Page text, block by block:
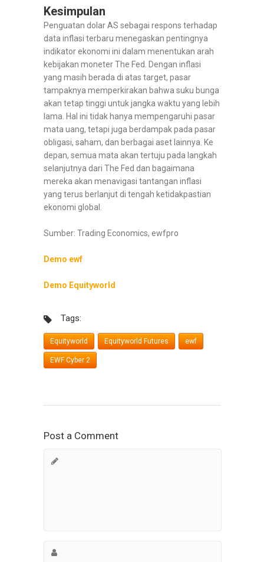
Kesimpulan
Penguatan dolar AS sebagai respons terhadap
data inflasi terbaru menegaskan pentingnya
indikator ekonomi ini dalam menentukan arah
kebijakan moneter The Fed. Dengan inflasi
yang masih berada di atas target, pasar
tampaknya memperkirakan bahwa suku bunga
akan tetap tinggi untuk jangka waktu yang lebih
lama. Hal ini tidak hanya mempengaruhi pasar
mata uang, tetapi juga berdampak pada pasar
obligasi, saham, dan berbagai aset lainnya. Ke
depan, semua mata akan tertuju pada langkah
selanjutnya dari The Fed dan bagaimana
mereka akan menavigasi tantangan inflasi
yang terus berlanjut di tengah ketidakpastian
ekonomi global.
Sumber: Trading Economics, ewfpro
Demo ewf
Demo Equityworld
Tags:
Equityworld Equityworld Futures ewf
EWF Cyber 2
Post a Comment